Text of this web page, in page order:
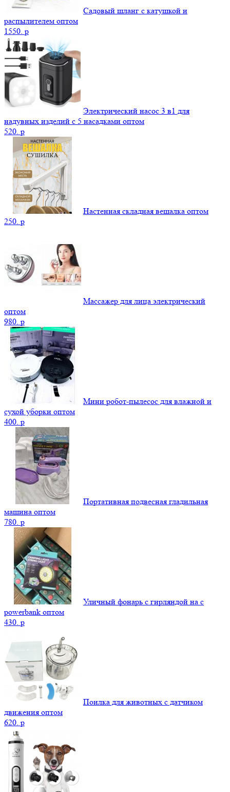
Садовый шланг с катушкой и
распылителем оптом
1550. p
Электрический насос 3 в1 для
надувных изделий с 5 насадками оптом
520. p
Настенная складная вешалка оптом
250. p
Массажер для лица электрический
оптом
980. p
Мини робот-пылесос для влажной и
сухой уборки оптом
400. p
Портативная подвесная гладильная
машина оптом
780. p
Уличный фонарь с гирляндой на с
powerbank оптом
430. p
Поилка для животных с датчиком
движения оптом
620. p